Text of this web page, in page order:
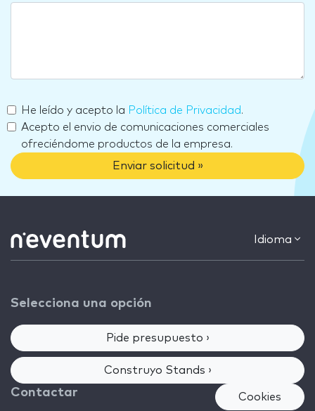
He leído y acepto la Política de Privacidad.
Acepto el envio de comunicaciones comerciales
ofreciéndome productos de la empresa.
Enviar solicitud »
Idioma
Selecciona una opción
Pide presupuesto ›
Construyo Stands ›
Contactar Cookies